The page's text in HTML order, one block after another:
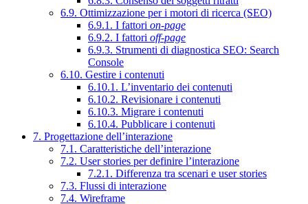
6.9. Ottimizzazione per i motori di ricerca (SEO)
6.9.1. I fattori on-page
6.9.2. I fattori off-page
6.9.3. Strumenti di diagnostica SEO: Search
Console
6.10. Gestire i contenuti
6.10.1. L’inventario dei contenuti
6.10.2. Revisionare i contenuti
6.10.3. Migrare i contenuti
6.10.4. Pubblicare i contenuti
7. Progettazione dell’interazione
7.1. Caratteristiche dell’interazione
7.2. User stories per definire l’interazione
7.2.1. Differenza tra scenari e user stories
7.3. Flussi di interazione
7.4. Wireframe